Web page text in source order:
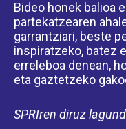
Bideo honek balioa
partekatzearen
garrantziari, beste
inspiratzeko, batez
erreleboa denean,
eta gaztetzeko
SPRIren diruz